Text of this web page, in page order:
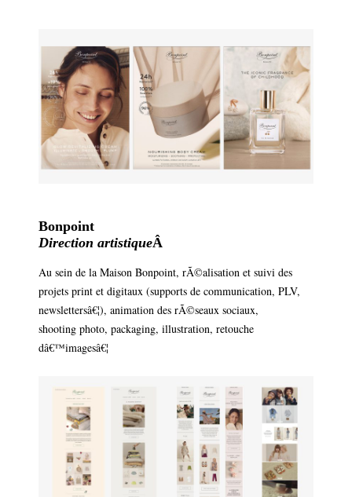
Bonpoint
Direction artistiqueÂ
Au sein de la Maison Bonpoint, rÃ©alisation et suivi des
projets print et digitaux (supports de communication, PLV,
newslettersâ€¦), animation des rÃ©seaux sociaux,
shooting photo, packaging, illustration, retouche
dâ€™imagesâ€¦